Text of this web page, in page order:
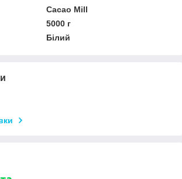
Cacao Mill
5000 г
Білий